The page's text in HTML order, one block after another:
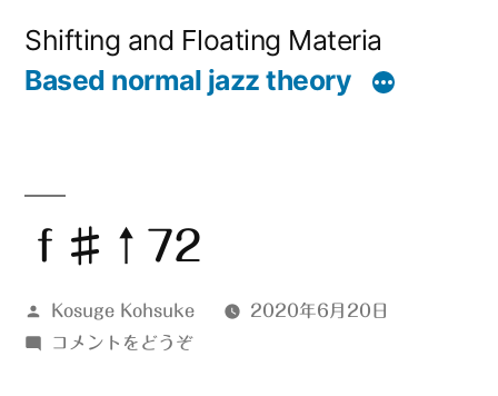
Shifting and Floating Materia
Based normal jazz theory
ｆ♯↑72
投
稿
Kosuge Kohsuke
2020年6月20日
コメントをどうぞ(ｆ